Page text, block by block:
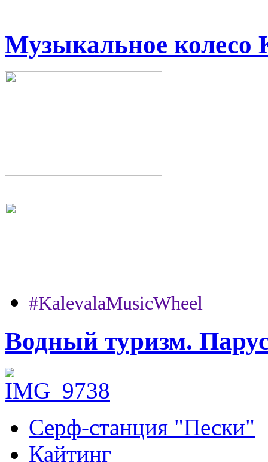
Музыкальное колесо
#KalevalaMusicWheel
Водный туризм.
Серф-станция "Пески"
Кайтинг